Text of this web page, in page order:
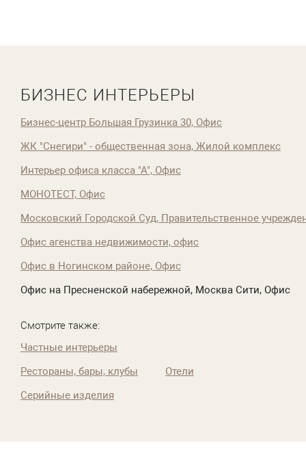
БИЗНЕС ИНТЕРЬЕРЫ
Бизнес-центр Большая Грузинка 30, Офис
ЖК "Снегири" - общественная зона, Жилой комплекс
Интерьер офиса класса "А", Офис
МОНОТЕСТ, Офис
Московский Городской Суд, Правительственное
Офис агенства недвижимости, офис
Офис в Ногинском районе, Офис
Офис на Пресненской набережной, Москва Сити, Офис
Смотрите также:
Частные интерьеры
Рестораны, бары, клубы
Отели
Серийные изделия